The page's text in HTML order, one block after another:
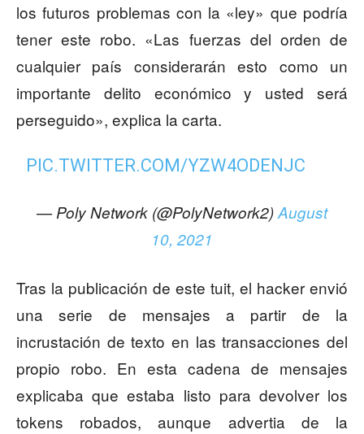
los futuros problemas con la «ley» que podría
tener este robo. «Las fuerzas del orden de
cualquier país considerarán esto como un
importante delito económico y usted será
perseguido», explica la carta.
PIC.TWITTER.COM/YZW4ODENJC
— Poly Network (@PolyNetwork2)August
10, 2021
Tras la publicación de este tuit, el hacker envió
una serie de mensajes a partir de la
incrustación de texto en las transacciones del
propio robo. En esta cadena de mensajes
explicaba que estaba listo para devolver los
tokens robados, aunque advertia de la